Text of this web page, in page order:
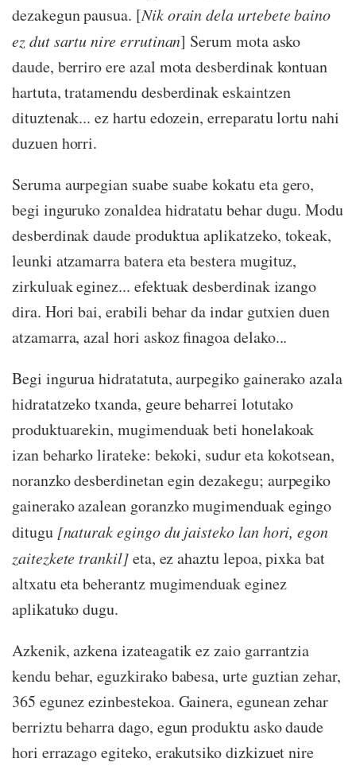
dezakegun pausua. [Nik orain dela urtebete baino
ez dut sartu nire errutinan] Serum mota asko
daude, berriro ere azal mota desberdinak kontuan
hartuta, tratamendu desberdinak eskaintzen
dituztenak... ez hartu edozein, erreparatu lortu nahi
duzuen horri.
Seruma aurpegian suabe suabe kokatu eta gero,
begi inguruko zonaldea hidratatu behar dugu. Modu
desberdinak daude produktua aplikatzeko, tokeak,
leunki atzamarra batera eta bestera mugituz,
zirkuluak eginez... efektuak desberdinak izango
dira. Hori bai, erabili behar da indar gutxien duen
atzamarra, azal hori askoz finagoa delako...
Begi ingurua hidratatuta, aurpegiko gainerako azala
hidratatzeko txanda, geure beharrei lotutako
produktuarekin, mugimenduak beti honelakoak
izan beharko lirateke: bekoki, sudur eta kokotsean,
noranzko desberdinetan egin dezakegu; aurpegiko
gainerako azalean goranzko mugimenduak egingo
ditugu [naturak egingo du jaisteko lan hori, egon
zaitezkete trankil]eta, ez ahaztu lepoa, pixka bat
altxatu eta beherantz mugimenduak eginez
aplikatuko dugu.
Azkenik, azkena izateagatik ez zaio garrantzia
kendu behar, eguzkirako babesa, urte guztian zehar,
365 egunez ezinbestekoa. Gainera, egunean zehar
berriztu beharra dago, egun produktu asko daude
hori errazago egiteko, erakutsiko dizkizuet nire